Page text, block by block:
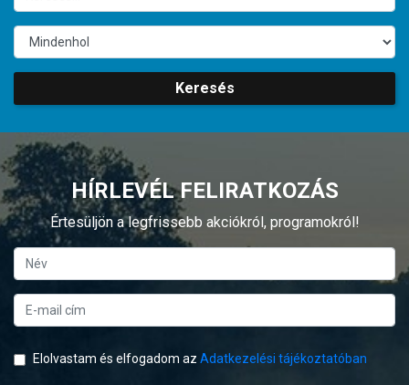
Keresés
HÍRLEVÉL FELIRATKOZÁS
Értesüljön a legfrissebb akciókról, programokról!
Elolvastam és elfogadom az Adatkezelési tájékoztatóban